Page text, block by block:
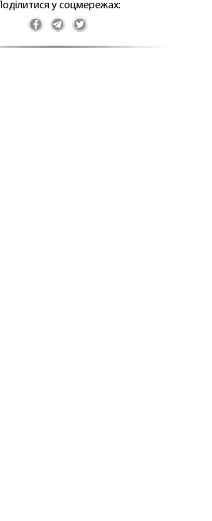
Поділитися у соцмережах: